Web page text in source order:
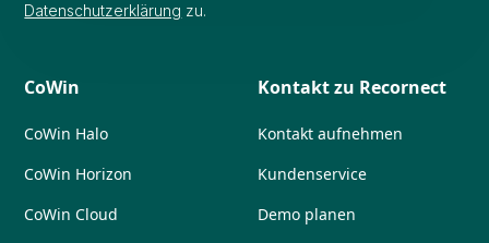
Datenschutzerklärung zu.
CoWin
CoWin Halo
CoWin Horizon
CoWin Cloud
Kontakt zu Recornect
Kontakt aufnehmen
Kundenservice
Demo planen